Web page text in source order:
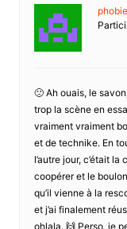
🙁 Ah ouais, le
trop la scène en
vraiment vraiment
et de technike. En
l’autre jour, c’était
coopérer et le
qu’il vienne à la
et j’ai finalement
ohlala. 🙌 Perso, je